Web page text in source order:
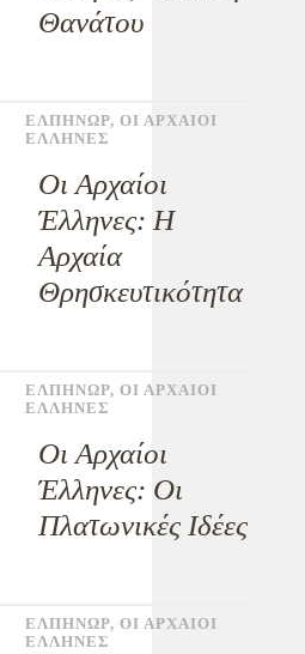
Θανάτου
ΕΛΠΗΝΩΡ, ΟΙ ΑΡΧΑΙΟΙ
ΕΛΛΗΝΕΣ
Οι Αρχαίοι
Έλληνες: Η
Αρχαία
Θρησκευτικότητα
ΕΛΠΗΝΩΡ, ΟΙ ΑΡΧΑΙΟΙ
ΕΛΛΗΝΕΣ
Οι Αρχαίοι
Έλληνες: Οι
Πλατωνικές Ιδέες
ΕΛΠΗΝΩΡ, ΟΙ ΑΡΧΑΙΟΙ
ΕΛΛΗΝΕΣ